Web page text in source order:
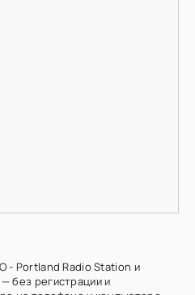
- Portland Radio Station и
без регистрации и